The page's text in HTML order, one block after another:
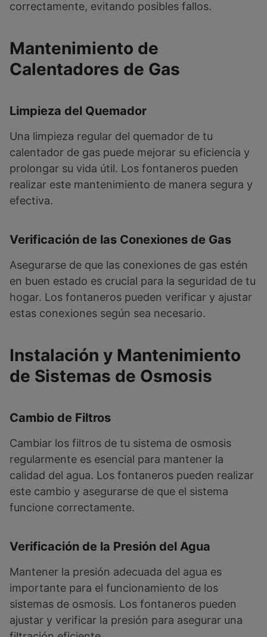
correctamente, evitando posibles fallos.
Mantenimiento de
Calentadores de Gas
Limpieza del Quemador
Una limpieza regular del quemador de tu
calentador de gas puede mejorar su eficiencia y
prolongar su vida útil. Los fontaneros pueden
realizar este mantenimiento de manera segura y
efectiva.
Verificación de las Conexiones de Gas
Asegurarse de que las conexiones de gas estén
en buen estado es crucial para la seguridad de tu
hogar. Los fontaneros pueden verificar y ajustar
estas conexiones según sea necesario.
Instalación y Mantenimiento
de Sistemas de Osmosis
Cambio de Filtros
Cambiar los filtros de tu sistema de osmosis
regularmente es esencial para mantener la
calidad del agua. Los fontaneros pueden realizar
este cambio y asegurarse de que el sistema
funcione correctamente.
Verificación de la Presión del Agua
Mantener la presión adecuada del agua es
importante para el funcionamiento de los
sistemas de osmosis. Los fontaneros pueden
ajustar y verificar la presión para asegurar una